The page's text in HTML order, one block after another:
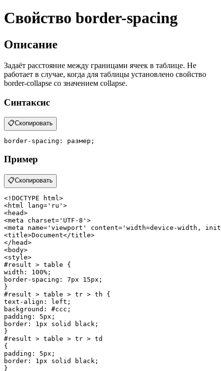
Свойство border-spacing
Описание
Задаёт расстояние между границами ячеек в таблице. Не
работает в случае, когда для таблицы установлено свойство
border-collapse со значением collapse.
Синтаксис
📋Скопировать
border-spacing : размер;
Пример
📋Скопировать
<!DOCTYPE html >
<html lang= 'ru' >
<head>
<meta charset= 'UTF-8' >
<meta name= 'viewport' content= 'width=device-width,
<title>Document</title>
</ head>
<body>
<style>
#result > table
width : 100%
border-spacing : 7px 15px ;
#result > table > tr > th
text-align
background : #ccc
padding : 5px
border : 1px solid black;
#result > table > tr > td
padding : 5px
border : 1px solid black;